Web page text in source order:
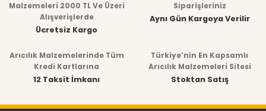
Malzemeleri 2000 TL Ve Üzeri
Alışverişlerde
Ücretsiz Kargo
Siparişleriniz
Aynı Gün Kargoya Verilir
Arıcılık Malzemelerinde Tüm
Kredi Kartlarına
12 Taksit İmkanı
Türkiye’nin En Kapsamlı
Arıcılık Malzemeleri Sitesi
Stoktan Satış